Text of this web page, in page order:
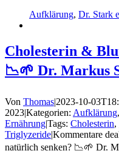
Aufklärung, Dr. Stark
Cholesterin &
📉🌱 Dr. Markus
Von Thomas|2023-10-
2023|Kategorien: Aufklärung,
Ernährung|Tags: Cholesterin,
Triglyzeride|Kommentare
natürlich senken? 📉🌱 Dr.